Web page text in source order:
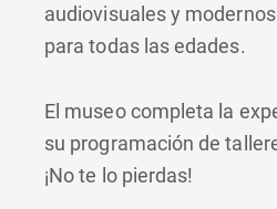
audiovisuales y
para todas las edades.
El museo completa la
su programación de
¡No te lo pierdas!